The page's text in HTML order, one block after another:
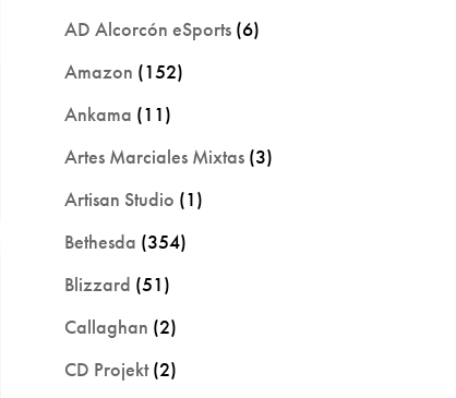
AD Alcorcón eSports (6)
Amazon (152)
Ankama (11)
Artes Marciales Mixtas (3)
Artisan Studio (1)
Bethesda (354)
Blizzard (51)
Callaghan (2)
CD Projekt(2)